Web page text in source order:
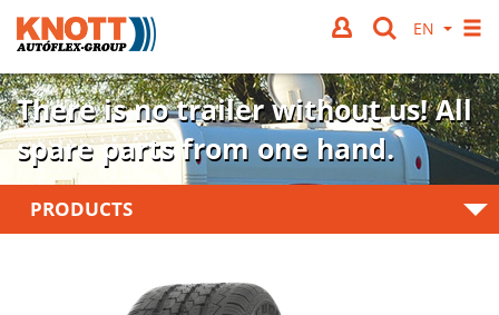
There is no trailer without us!All
spare parts from one hand.
PRODUCTS